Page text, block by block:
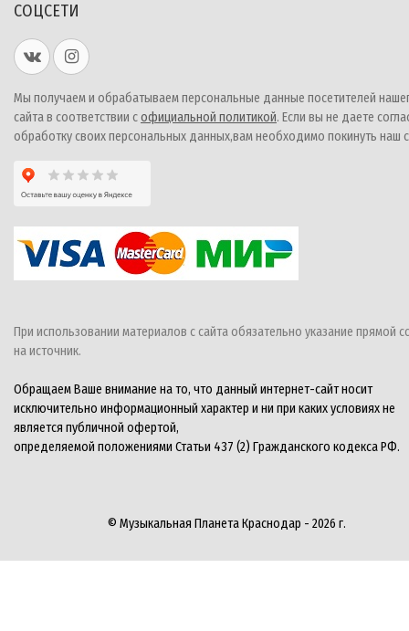
СОЦСЕТИ
Мы получаем и обрабатываем персональные данные посетителей
сайта в соответствии софициальной политикой. Если вы не даете
обработку своих персональных данных,вам необходимо покинуть наш
При использовании материалов с сайта обязательно указание прямой
на источник.
Обращаем Ваше внимание на то, что данный интернет-сайт носит
исключительно информационный характер и ни при каких условиях не
является публичной офертой,
определяемой положениями Статьи 437 (2) Гражданского кодекса РФ.
© Музыкальная Планета Краснодар - 2026 г.